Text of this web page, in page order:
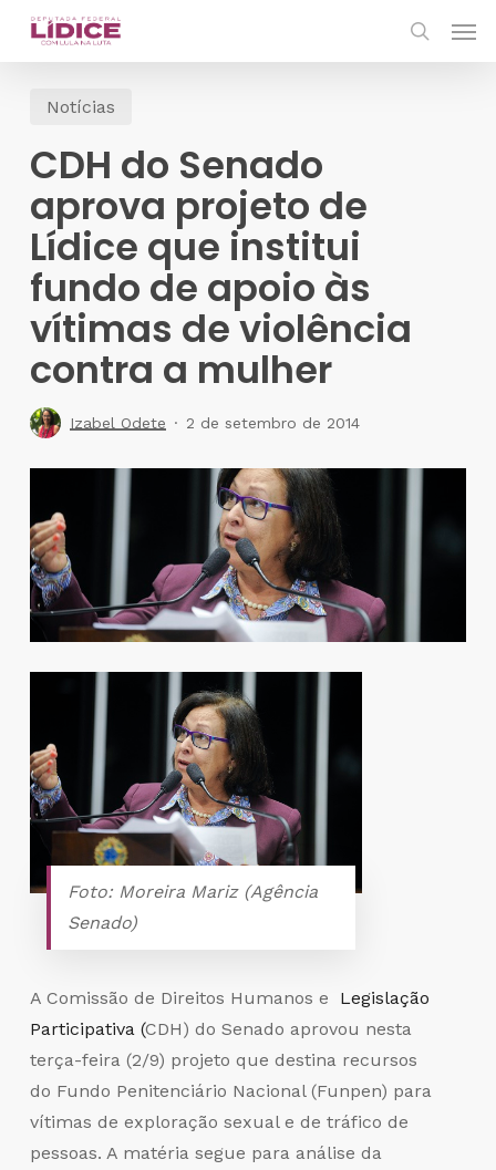
Skip
contentNotícias
CDH do Senado
aprova projeto de
Lídice que institui
fundo de apoio às
vítimas de violência
contra a mulher
Izabel Odete 2 de setembro de 2014
Foto: Moreira Mariz (Agência
Senado)
A Comissão de Direitos Humanos e
Legislação
Participativa (CDH) do Senado aprovou nesta
terça-feira (2/9) projeto que destina recursos
do Fundo Penitenciário Nacional (Funpen) para
vítimas de exploração sexual e de tráfico de
pessoas. A matéria segue para análise da